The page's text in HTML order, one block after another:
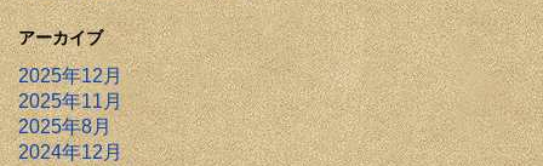
アーカイブ
2025年12月
2025年11月
2025年8月
2024年12月